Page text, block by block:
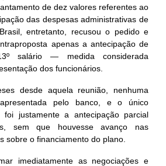
de dez valores referentes ao
das despesas administrativas de
entretanto, recusou o pedido e
apenas a antecipação de
salário — medida considerada
dos funcionários.
desde aquela reunião, nenhuma
pelo banco, e o único
foi justamente a antecipação parcial
sem que houvesse avanço nas
sobre o financiamento do plano.
imediatamente as negociações e